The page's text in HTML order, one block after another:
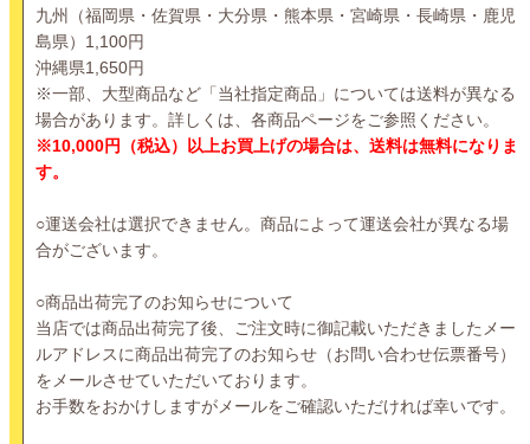
九州（福岡県・佐賀県・大分県・熊本県・宮崎県・長崎県・鹿児
島県）1,100円
沖縄県1,650円
※一部、大型商品など「当社指定商品」については送料が異なる
場合があります。詳しくは、各商品ページをご参照ください。
※10,000円（税込）以上お買上げの場合は、送料は無料になりま
す。
○運送会社は選択できません。商品によって運送会社が異なる場
合がございます。
○商品出荷完了のお知らせについて
当店では商品出荷完了後、ご注文時に御記載いただきましたメー
ルアドレスに商品出荷完了のお知らせ（お問い合わせ伝票番号）
をメールさせていただいております。
お手数をおかけしますがメールをご確認いただければ幸いです。